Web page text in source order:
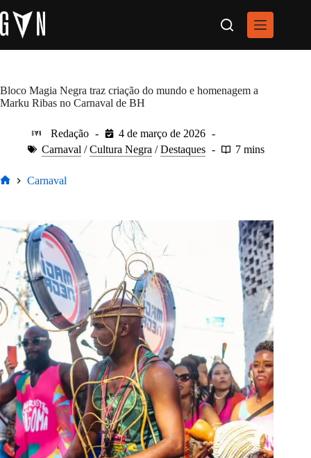
para
o
conteúdo
Bloco Magia Negra traz criação do mundo e homenagem a
Marku Ribas no Carnaval de BH
Redação
4 de março de 2026
Carnaval /Cultura Negra /Destaques 7 mins
Carnaval